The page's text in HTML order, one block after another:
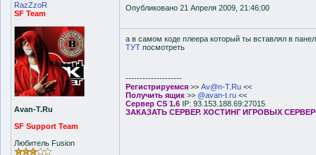
RazZzoR
SF Team
Avan-T.Ru
SF Support Team
Любитель Fusion
Опубликовано 21 Апреля 2009, 21:46:00
а в самом коде плеера который ты вставлял в
ТУТ посмотреть
--------------------
Регистрируемся >> Av@n-T.Ru <<
Получить ящик >> @avan-t.ru <<
Сервер CS 1.6 IP: 93.153.188.69:27015
ЗАКАЗАТЬ СЕРВЕР. ХОСТИНГ ИГРОВЫХ